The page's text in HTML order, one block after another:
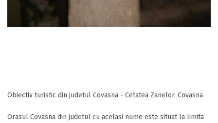
Obiectiv turistic din judetul Covasna - Cetatea Zanelor, Covasna
Orasul Covasna din judetul cu acelasi nume este situat la limita